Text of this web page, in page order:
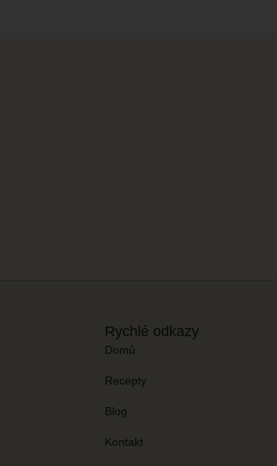
Rychlé odkazy
Domů
Recepty
Blog
Kontakt